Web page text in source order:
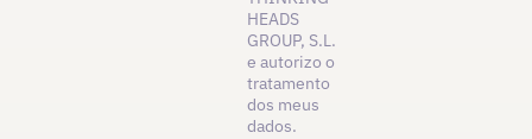
HEADS
GROUP, S.L.
e autorizo o
tratamento
dos meus
dados.